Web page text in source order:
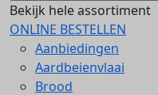
Bekijk hele assortiment
ONLINE BESTELLEN
Aanbiedingen
Aardbeienvlaai
Brood